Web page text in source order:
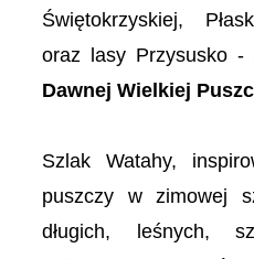
Świętokrzyskiej,
oraz lasy Przysusko -
Dawnej Wielkiej
Szlak Watahy,
puszczy w zimowej
długich, leśnych,